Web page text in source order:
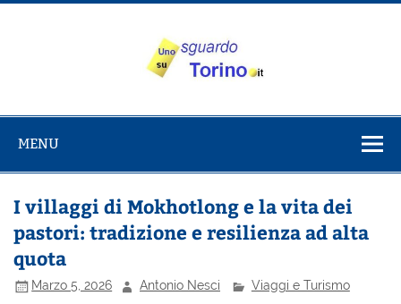
Salta
su Torino
MENU
I villaggi di Mokhotlong e la vita dei
pastori: tradizione e resilienza ad alta
quota
Marzo 5, 2026 Antonio Nesci Viaggi e Turismo